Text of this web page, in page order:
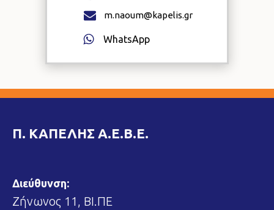
m.naoum@kapelis.gr
WhatsApp
Π. ΚΑΠΕΛΗΣ Α.Ε.Β.Ε.
Διεύθυνση:
Ζήνωνος 11, ΒΙ.ΠΕ